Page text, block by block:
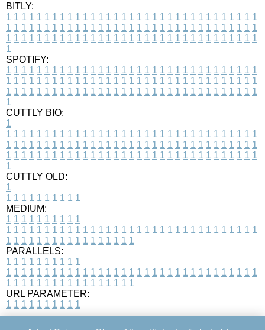
BITLY:
1 1 1 1 1 1 1 1 1 1 1 1 1 1 1 1 1 1 1 1 1 1 1 1 1 1 1 1 1 1 1 1 1
1 1 1 1 1 1 1 1 1 1 1 1 1 1 1 1 1 1 1 1 1 1 1 1 1 1 1 1 1 1 1 1 1
1 1 1 1 1 1 1 1 1 1 1 1 1 1 1 1 1 1 1 1 1 1 1 1 1 1 1 1 1 1 1 1 1
1
SPOTIFY:
1 1 1 1 1 1 1 1 1 1 1 1 1 1 1 1 1 1 1 1 1 1 1 1 1 1 1 1 1 1 1 1 1
1 1 1 1 1 1 1 1 1 1 1 1 1 1 1 1 1 1 1 1 1 1 1 1 1 1 1 1 1 1 1 1 1
1 1 1 1 1 1 1 1 1 1 1 1 1 1 1 1 1 1 1 1 1 1 1 1 1 1 1 1 1 1 1 1 1
1
CUTTLY BIO:
1
1 1 1 1 1 1 1 1 1 1 1 1 1 1 1 1 1 1 1 1 1 1 1 1 1 1 1 1 1 1 1 1 1
1 1 1 1 1 1 1 1 1 1 1 1 1 1 1 1 1 1 1 1 1 1 1 1 1 1 1 1 1 1 1 1 1
1 1 1 1 1 1 1 1 1 1 1 1 1 1 1 1 1 1 1 1 1 1 1 1 1 1 1 1 1 1 1 1 1
1
CUTTLY OLD:
1
1 1 1 1 1 1 1 1 1 1
MEDIUM:
1 1 1 1 1 1 1 1 1 1
1 1 1 1 1 1 1 1 1 1 1 1 1 1 1 1 1 1 1 1 1 1 1 1 1 1 1 1 1 1 1 1 1
1 1 1 1 1 1 1 1 1 1 1 1 1 1 1 1 1
PARALLELS:
1 1 1 1 1 1 1 1 1 1
1 1 1 1 1 1 1 1 1 1 1 1 1 1 1 1 1 1 1 1 1 1 1 1 1 1 1 1 1 1 1 1 1
1 1 1 1 1 1 1 1 1 1 1 1 1 1 1 1 1
URL PARAMETER:
1 1 1 1 1 1 1 1 1 1